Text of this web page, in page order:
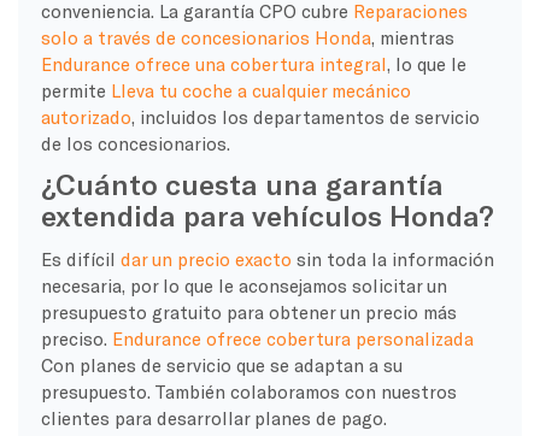
conveniencia. La garantía CPO cubre Reparaciones
solo a través de concesionarios Honda, mientras
Endurance ofrece una cobertura integral, lo que le
permite Lleva tu coche a cualquier mecánico
autorizado, incluidos los departamentos de servicio
de los concesionarios.
¿Cuánto cuesta una garantía
extendida para vehículos Honda?
Es difícil dar un precio exacto sin toda la información
necesaria, por lo que le aconsejamos solicitar un
presupuesto gratuito para obtener un precio más
preciso. Endurance ofrece cobertura personalizada
Con planes de servicio que se adaptan a su
presupuesto. También colaboramos con nuestros
clientes para desarrollar planes de pago.